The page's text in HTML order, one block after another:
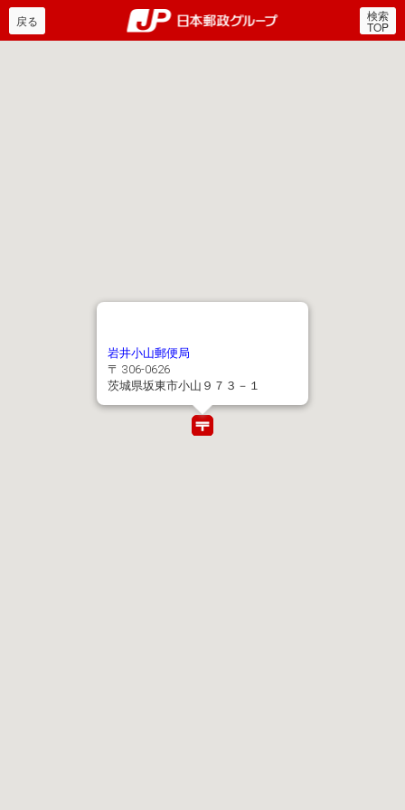
郵便局・日本郵政グルー
戻る 検索
TOP
岩井小山郵便局
〒 306-0626
茨城県坂東市小山９７３－１